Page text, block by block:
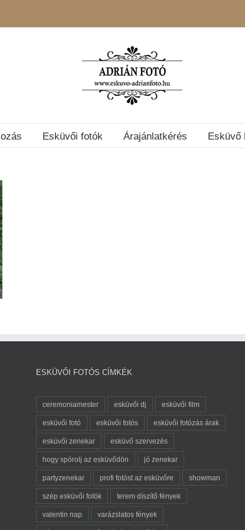
Esküvői fotók Árajánlatkérés Esküvő
ESKÜVŐI FOTÓS CÍMKÉK
ceremoniamester esküvői dj esküvői film
esküvői fotó esküvői fotós esküvői fotózás árak
esküvői zenekar esküvő szervezés
hogy spórolj az esküvődön jó zenekar
partyzenekar profi fotóst az esküvőre showman
szép esküvői fotók terem díszítő fények
valentin nap varázslatos fények